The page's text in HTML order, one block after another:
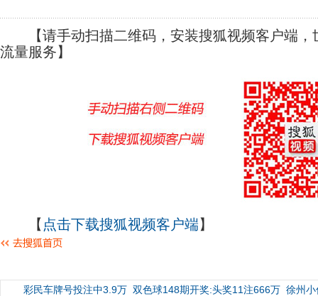
【请手动扫描二维码，安装搜狐视频客户端，
流量服务】
【 点击下载搜狐视频客户端】
彩民车牌号投注中3.9万 双色球148期开奖:头奖11注666万 徐州